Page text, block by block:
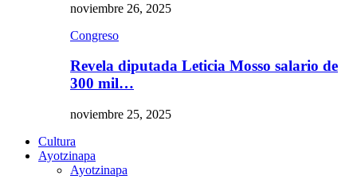
noviembre 26, 2025
Congreso
Revela diputada Leticia Mosso salario de
300 mil…
noviembre 25, 2025
Cultura
Ayotzinapa
Ayotzinapa